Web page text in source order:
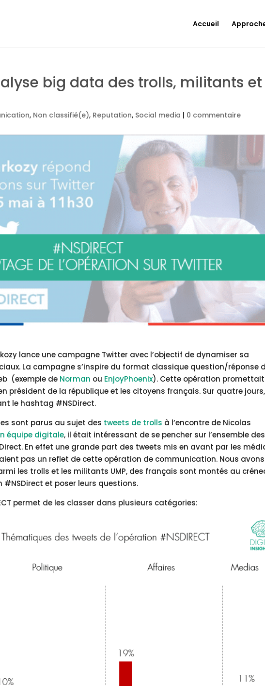
Accueil
big data des trolls, militants et
, Non classifié(e), Reputation, Social media | 0 commentaire
lance une campagne Twitter avec l’objectif de dynamiser sa
La campagne s’inspire du format classique question/réponse
(exemple de Norman ou EnjoyPhoenix). Cette opération
président de la république et les citoyens français. Sur quatre
le hashtag #NSDirect.
sont parus au sujet des tweets de trolls à l’encontre de Nicolas
équipe digitale, il était intéressant de se pencher sur l’ensemble des
En effet une grande part des tweets mis en avant par les
pas un reflet de cette opération de communication. Nous avons
les trolls et les militants UMP, des français sont montés au
#NSDirect et poser leurs questions.
permet de les classer dans plusieurs catégories: